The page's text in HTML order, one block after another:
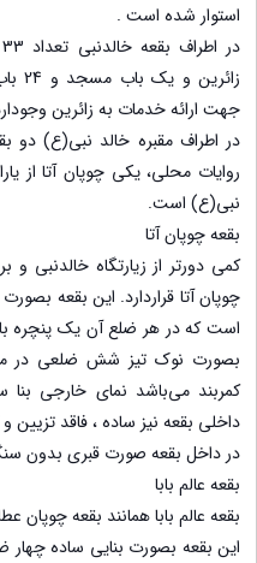
استوار شده است .
جهت ارائه خدمات به زائرین
در اطراف مقبره خالد نبی(ع) دو
روایات محلی، یکی چوپان آتا از
نبی(ع) است.
بقعه چوپان آتا
کمی دورتر از زیارتگاه خالدنبی
چوپان آتا قراردارد. این بقعه
است که در هر ضلع آن یک پنچره
بصورت نوک تیز شش ضلعی در
کمربند می‌باشد نمای خارجی
داخلی بقعه نیز ساده ، فاقد تزیین
در داخل بقعه صورت قبری بدون
بقعه عالم بابا
بقعه عالم بابا همانند بقعه
این بقعه بصورت بنایی ساده